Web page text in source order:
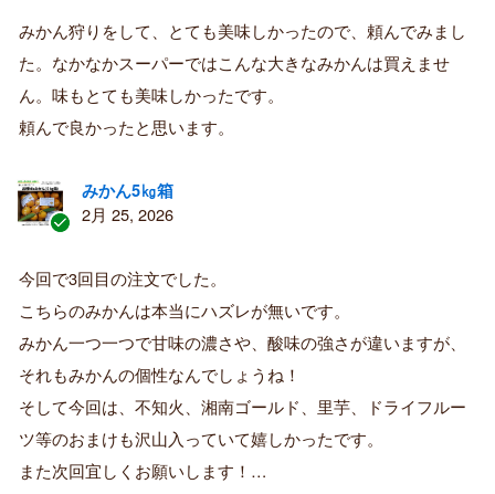
証
済
み
購
者
みかん狩りをして、とても美味しかったので、頼んでみまし
た。なかなかスーパーではこんな大きなみかんは買えませ
ん。味もとても美味しかったです。
頼んで良かったと思います。
証
済
み
購
者
みかん5㎏箱
2月 25, 2026
今回で3回目の注文でした。
こちらのみかんは本当にハズレが無いです。
みかん一つ一つで甘味の濃さや、酸味の強さが違いますが、
それもみかんの個性なんでしょうね！
そして今回は、不知火、湘南ゴールド、里芋、ドライフルー
ツ等のおまけも沢山入っていて嬉しかったです。
また次回宜しくお願いします！…